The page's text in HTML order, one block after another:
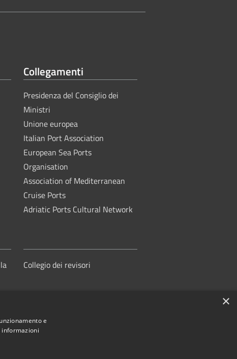
Collegamenti
Presidenza del Consiglio dei
Ministri
Unione europea
Italian Port Association
European Sea Ports
Organisation
Association of Mediterranean
Cruise Ports
Adriatic Ports Cultural Network
Collegio dei revisori
di Sistema Portuale del Mare
×
e
informazioni